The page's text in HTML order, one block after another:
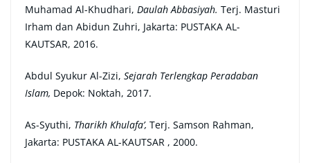
Muhamad Al-Khudhari, Daulah Abbasiyah. Terj. Masturi
Irham dan Abidun Zuhri, Jakarta: PUSTAKA AL-
KAUTSAR, 2016.
Abdul Syukur Al-Zizi, Sejarah Terlengkap Peradaban
Islam, Depok: Noktah, 2017.
As-Syuthi, Tharikh Khulafa’, Terj. Samson Rahman,
Jakarta: PUSTAKA AL-KAUTSAR , 2000.